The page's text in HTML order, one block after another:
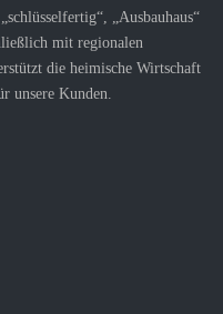
„Ausbauhaus“
mit regionalen
die heimische Wirtschaft
unsere Kunden.